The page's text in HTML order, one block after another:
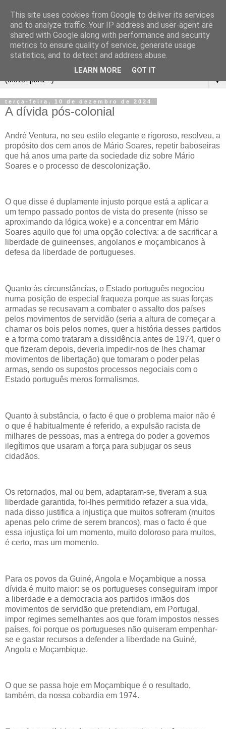
▼
terça-feira, 10 de dezembro de 2024
A dívida pós-colonial
André Ventura, no seu estilo elegante e rigoroso, resolveu, a
propósito dos cem anos de Mário Soares, repetir baboseiras
que há anos uma parte da sociedade diz sobre Mário
Soares e o processo de descolonização.
O que disse é duplamente injusto porque está a aplicar a
um tempo passado pontos de vista do presente (nisso se
aproximando da lógica woke) e a concentrar em Mário
Soares aquilo que foi uma opção colectiva: a de sacrificar a
liberdade de guineenses, angolanos e moçambicanos à
defesa da liberdade de portugueses.
Quanto às circunstâncias, o Estado português negociou
numa posição de especial fraqueza porque as suas forças
armadas se recusavam a combater o assalto dos países
pelos movimentos de servidão (seria a altura de começar a
chamar os bois pelos nomes, quer a história desses partidos
e a forma como trataram a dissidência antes de 1974, quer o
que fizeram depois, deveria impedir-nos de lhes chamar
movimentos de libertação) que tomaram o poder pelas
armas, sendo os supostos processos negociais com o
Estado português meros formalismos.
Quanto à substância, o facto é que o problema maior não é
o que é habitualmente é referido, a expulsão racista de
milhares de pessoas, mas a entrega do poder a governos
ilegítimos que usaram a força para subjugar os seus
cidadãos.
Os retornados, mal ou bem, adaptaram-se, tiveram a sua
liberdade garantida, foi-lhes permitido refazer a sua vida,
nada disso justifica a injustiça que muitos sofreram (muitos
apenas pelo crime de serem brancos), mas o facto é que
essa injustiça foi um momento, muito doloroso para muitos,
é certo, mas um momento.
Para os povos da Guiné, Angola e Moçambique a nossa
dívida é muito maior: se os portugueses conseguiram impor
a liberdade e a democracia aos partidos irmãos dos
movimentos de servidão que pretendiam, em Portugal,
impor regimes semelhantes aos que foram impostos nesses
países, foi porque os portugueses não quiseram empenhar-
se e gastar recursos a defender a liberdade na Guiné,
Angola e Moçambique.
O que se passa hoje em Moçambique é o resultado,
também, da nossa cobardia em 1974.
This site uses cookies from Google to deliver its services
and to analyze traffic. Your IP address and user-agent are
shared with Google along with performance and security
metrics to ensure quality of service, generate usage
statistics, and to detect and address abuse.
LEARN MORE GOT IT